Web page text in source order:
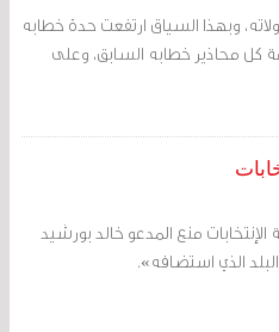
وبهذا السياق ارتفعت حدة خطابه
كل محاذير خطابه السابق، وعلى
منع المدعو خالد بورشيد
الذي استضافه».